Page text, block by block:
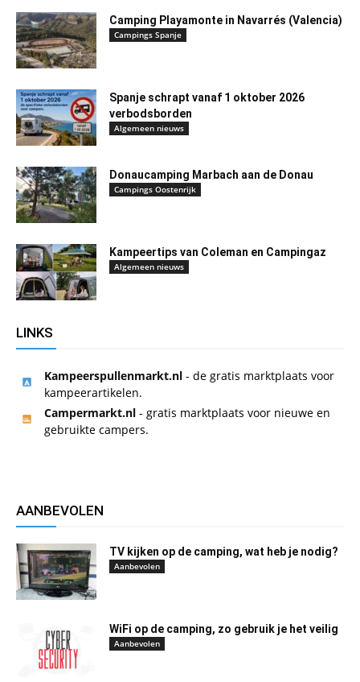
Camping Playamonte in Navarrés (Valencia)
Campings Spanje
Spanje schrapt vanaf 1 oktober 2026
verbodsborden
Algemeen nieuws
Donaucamping Marbach aan de Donau
Campings Oostenrijk
Kampeertips van Coleman en Campingaz
Algemeen nieuws
LINKS
Kampeerspullenmarkt.nl - de gratis marktplaats voor
kampeerartikelen.
Campermarkt.nl - gratis marktplaats voor nieuwe en
gebruikte campers.
AANBEVOLEN
TV kijken op de camping, wat heb je nodig?
Aanbevolen
WiFi op de camping, zo gebruik je het veilig
Aanbevolen